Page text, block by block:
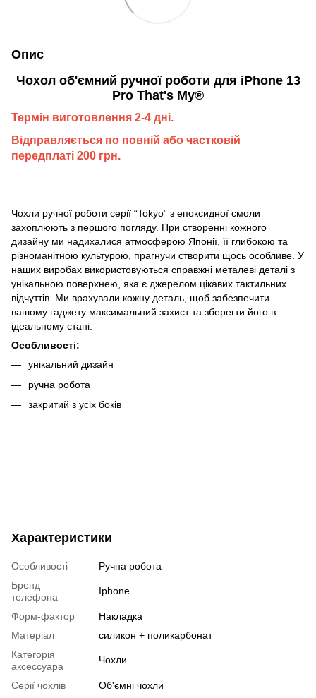
Опис
Чохол об'ємний ручної роботи для iPhone 13
Pro That's My®
Термін виготовлення 2-4 дні.
Відправляється по повній або частковій
передплаті 200 грн.
Чохли ручної роботи серії “Tokyo” з епоксидної смоли
захоплюють з першого погляду. При створенні кожного
дизайну ми надихалися атмосферою Японії, її глибокою та
різноманітною культурою, прагнучи створити щось особливе. У
наших виробах використовуються справжні металеві деталі з
унікальною поверхнею, яка є джерелом цікавих тактильних
відчуттів. Ми врахували кожну деталь, щоб забезпечити
вашому гаджету максимальний захист та зберегти його в
ідеальному стані.
Особливості:
унікальний дизайн
ручна робота
закритий з усіх боків
Характеристики
Особливості
Ручна робота
Бренд
телефона
Iphone
Форм-фактор
Накладка
Матеріал
силикон + поликарбонат
Категорія
аксессуара
Чохли
Серії чохлів
Об'ємні чохли